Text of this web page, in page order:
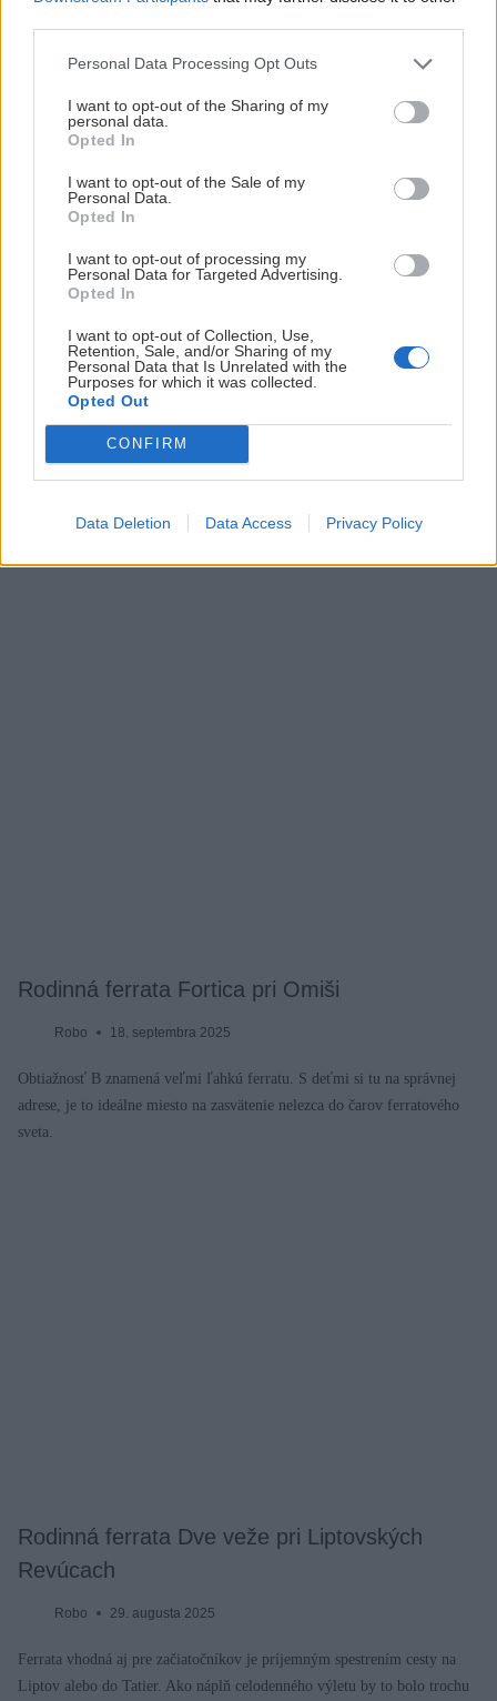
Personal Data Processing Opt Outs
I want to opt-out of the Sharing of my
personal data.
Opted In
I want to opt-out of the Sale of my
Personal Data.
Opted In
I want to opt-out of processing my
Personal Data for Targeted Advertising.
Opted In
I want to opt-out of Collection, Use,
Retention, Sale, and/or Sharing of my
Personal Data that Is Unrelated with the
Purposes for which it was collected.
Opted Out
CONFIRM
Data Deletion Data Access Privacy Policy
Pot a slzy pred lezením. Kombináciu bike and
climb milujem
23. septembra 2025
Tip na ľahšie viacdĺžkové lezenie v centrálnej časti Karnských Álp. Via
Stelle Filanti (6- UIAA) vedie cez exkluzívnu vápencovú platňu s
Rodinná ferrata Fortica pri Omiši
Robo 18. septembra 2025
Obtiažnosť B znamená veľmi ľahkú ferratu. S deťmi si tu na správnej
adrese, je to ideálne miesto na zasvätenie nelezca do čarov ferratového
sveta.
Rodinná ferrata Dve veže pri Liptovských
Revúcach
Robo 29. augusta 2025
Ferrata vhodná aj pre začiatočníkov je príjemným spestrením cesty na
Liptov alebo do Tatier. Ako náplň celodenného výletu by to bolo trochu